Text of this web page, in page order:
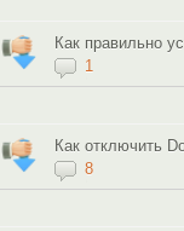
Как правильно
1
Как отключить
8